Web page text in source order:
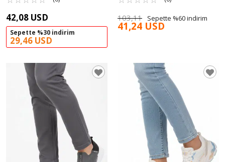
54698 Z
42,08 USD
Sepette %30 indirim
29,46 USD
M
103,11 Sepette %60 indirim
41,24 USD